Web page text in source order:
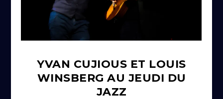
YVAN CUJIOUS ET LOUIS
WINSBERG AU JEUDI DU
JAZZ